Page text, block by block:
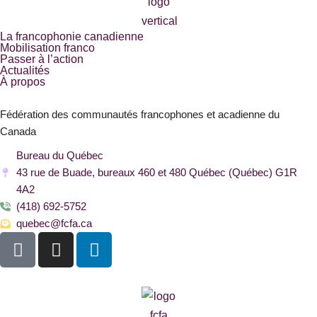
La francophonie canadienne
Mobilisation franco
Passer à l’action
Actualités
À propos
Fédération des communautés francophones et acadienne du
Canada
Bureau du Québec
43 rue de Buade, bureaux 460 et 480 Québec (Québec) G1R
4A2
(418) 692-5752
quebec@fcfa.ca
F
a
I
n
L
i